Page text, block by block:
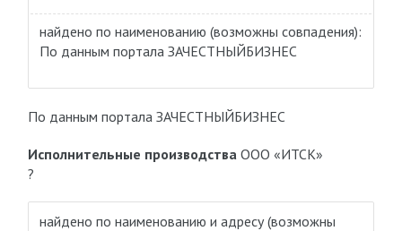
найдено по наименованию (возможны совпадения):
По данным портала ЗАЧЕСТНЫЙБИЗНЕС
По данным портала ЗАЧЕСТНЫЙБИЗНЕС
Исполнительные производстваООО «ИТСК»
?
найдено по наименованию и адресу(возможны